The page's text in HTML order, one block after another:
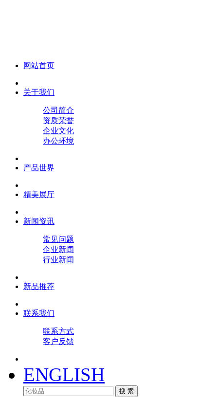
网站首页
关于我们
公司简介
资质荣誉
企业文化
办公环境
产品世界
精美展厅
新闻资讯
常见问题
企业新闻
行业新闻
新品推荐
联系我们
联系方式
客户反馈
ENGLISH